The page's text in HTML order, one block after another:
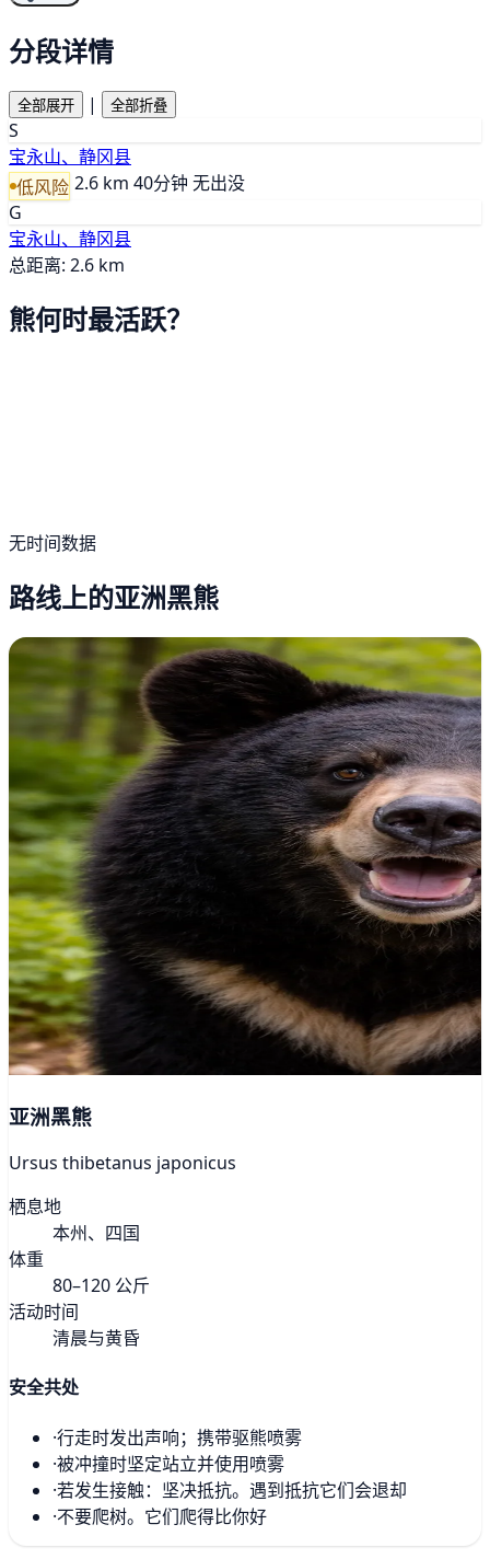
分段详情
全部展开 | 全部折叠
S
宝永山、静冈县
低风险 2.6 km 40分钟 无出没
G
宝永山、静冈县
总距离: 2.6 km
熊何时最活跃？
无时间数据
路线上的亚洲黑熊
亚洲黑熊
Ursus thibetanus japonicus
栖息地
本州、四国
体重
80–120 公斤
活动时间
清晨与黄昏
安全共处
·行走时发出声响；携带驱熊喷雾
·被冲撞时坚定站立并使用喷雾
·若发生接触：坚决抵抗。遇到抵抗它们会退却
·不要爬树。它们爬得比你好